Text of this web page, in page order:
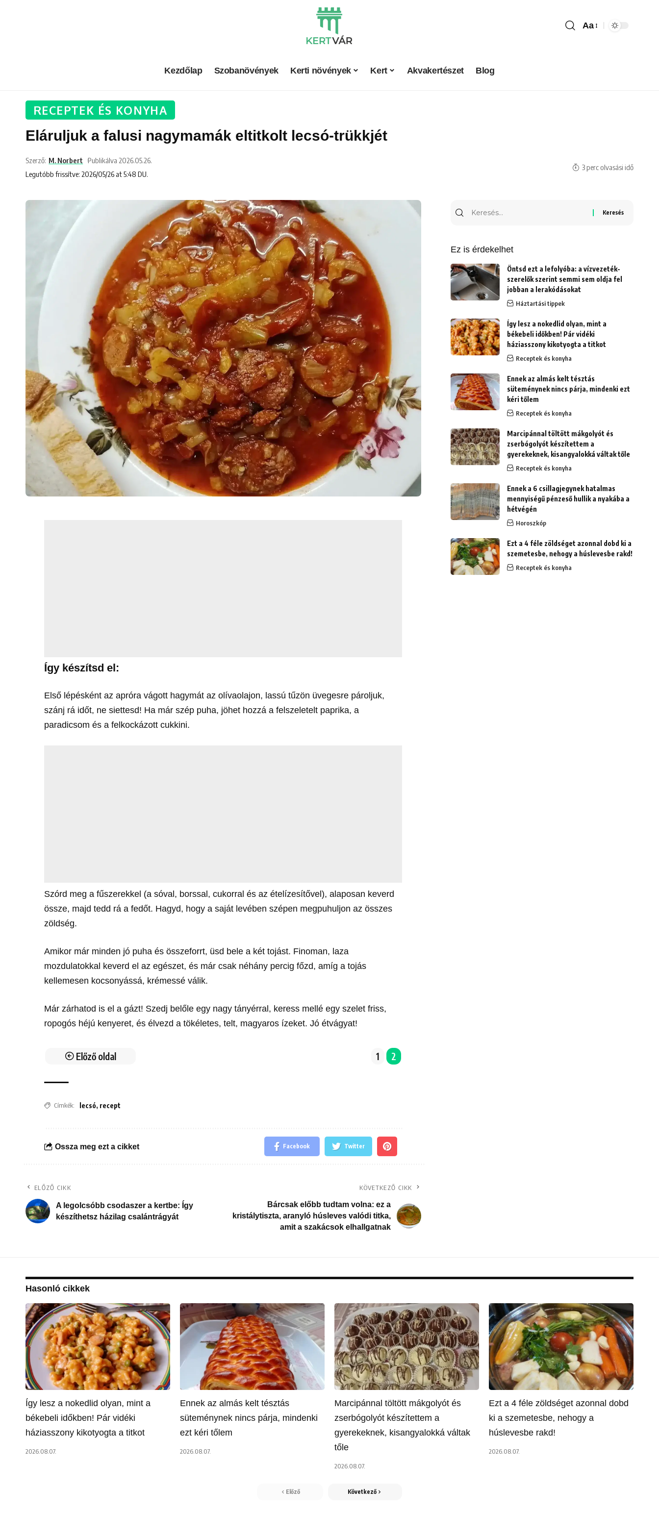
Aa
Kezdőlap Szobanövények Kerti növények Kert Akvakertészet Blog
RECEPTEK ÉS KONYHA
Eláruljuk a falusi nagymamák eltitkolt lecsó-trükkjét
Legutóbb frissítve: 2026/05/26 at 5:48 DU.
Szerző: M. Norbert Publikálva 2026.05.26.
3 perc olvasási idő
Így készítsd el:
Első lépésként az apróra vágott hagymát az olívaolajon, lassú tűzön üvegesre pároljuk,
szánj rá időt, ne siettesd! Ha már szép puha, jöhet hozzá a felszeletelt paprika, a
paradicsom és a felkockázott cukkini.
Szórd meg a fűszerekkel (a sóval, borssal, cukorral és az ételízesítővel), alaposan keverd
össze, majd tedd rá a fedőt. Hagyd, hogy a saját levében szépen megpuhuljon az összes
zöldség.
Amikor már minden jó puha és összeforrt, üsd bele a két tojást. Finoman, laza
mozdulatokkal keverd el az egészet, és már csak néhány percig főzd, amíg a tojás
kellemesen kocsonyássá, krémessé válik.
Már zárhatod is el a gázt! Szedj belőle egy nagy tányérral, keress mellé egy szelet friss,
ropogós héjú kenyeret, és élvezd a tökéletes, telt, magyaros ízeket. Jó étvágyat!
Előző oldal 1 2
Címkék: lecsó, recept
Ossza meg ezt a cikket Facebook Twitter
ELŐZŐ CIKK
A legolcsóbb csodaszer a kertbe: Így
készíthetsz házilag csalántrágyát
KÖVETKEZŐ CIKK
Bárcsak előbb tudtam volna: ez a
kristálytiszta, aranyló húsleves valódi titka,
amit a szakácsok elhallgatnak
Ez is érdekelhet
Öntsd ezt a lefolyóba: a vízvezeték-
szerelők szerint semmi sem oldja fel
jobban a lerakódásokat
Háztartási tippek
Így lesz a nokedlid olyan, mint a
békebeli időkben! Pár vidéki
háziasszony kikotyogta a titkot
Receptek és konyha
Ennek az almás kelt tésztás
süteménynek nincs párja, mindenki ezt
kéri tőlem
Receptek és konyha
Marcipánnal töltött mákgolyót és
zserbógolyót készítettem a
gyerekeknek, kisangyalokká váltak tőle
Receptek és konyha
Ennek a 6 csillagjegynek hatalmas
mennyiségű pénzeső hullik a nyakába a
hétvégén
Horoszkóp
Ezt a 4 féle zöldséget azonnal dobd ki a
szemetesbe, nehogy a húslevesbe rakd!
Receptek és konyha
Hasonló cikkek
Így lesz a nokedlid olyan, mint a
békebeli időkben! Pár vidéki
háziasszony kikotyogta a titkot
2026.08.07.
Ennek az almás kelt tésztás
süteménynek nincs párja, mindenki
ezt kéri tőlem
2026.08.07.
Marcipánnal töltött mákgolyót és
zserbógolyót készítettem a
gyerekeknek, kisangyalokká váltak
tőle
2026.08.07.
Ezt a 4 féle zöldséget azonnal dobd
ki a szemetesbe, nehogy a
húslevesbe rakd!
2026.08.07.
Előző Következő